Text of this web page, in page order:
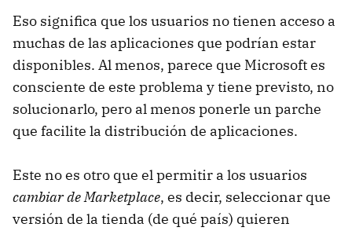
Eso significa que los usuarios no tienen acceso a
muchas de las aplicaciones que podrían estar
disponibles. Al menos, parece que Microsoft es
consciente de este problema y tiene previsto, no
solucionarlo, pero al menos ponerle un parche
que facilite la distribución de aplicaciones.
Este no es otro que el permitir a los usuarios
cambiar de Marketplace, es decir, seleccionar que
versión de la tienda (de qué país) quieren